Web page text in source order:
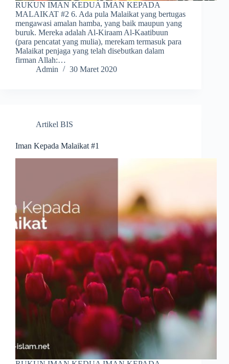
RUKUN IMAN KEDUA IMAN KEPADA
MALAIKAT #2 6. Ada pula Malaikat yang bertugas
mengawasi amalan hamba, yang baik maupun yang
buruk. Mereka adalah Al-Kiraam Al-Kaatibuun
(para pencatat yang mulia), merekam termasuk para
Malaikat penjaga yang telah disebutkan dalam
firman Allah:…
Admin
30 Maret 2020
Artikel BIS
Iman Kepada Malaikat #1